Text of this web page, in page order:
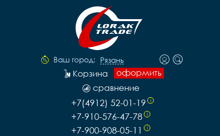
Ваш город: Рязань
оформить
Корзина
сравнение
+7(4912) 52-01-19 i
+7-910-576-47-78 i
+7-900-908-05-11 i